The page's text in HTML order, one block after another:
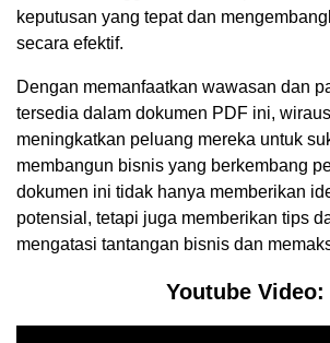
keputusan yang tepat dan
secara efektif.
Dengan memanfaatkan wawasan dan
tersedia dalam dokumen PDF ini,
meningkatkan peluang mereka untuk
membangun bisnis yang berkembang
dokumen ini tidak hanya memberikan
potensial, tetapi juga memberikan tips
mengatasi tantangan bisnis dan
Youtube Video: